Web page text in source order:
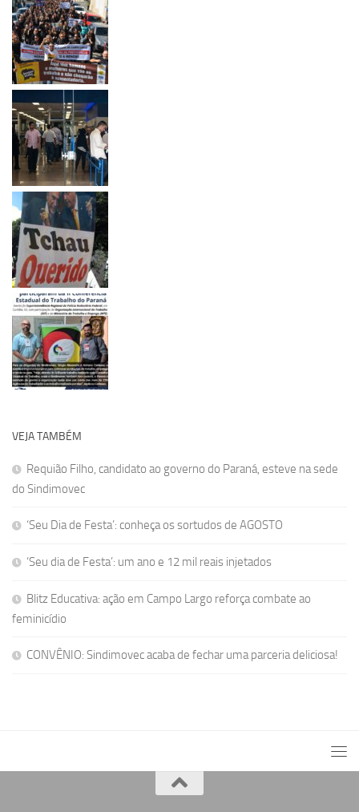
VEJA TAMBÉM
Requião Filho, candidato ao governo do Paraná, esteve na sede
do Sindimovec
‘Seu Dia de Festa’: conheça os sortudos de AGOSTO
‘Seu dia de Festa’: um ano e 12 mil reais injetados
Blitz Educativa: ação em Campo Largo reforça combate ao
feminicídio
CONVÊNIO: Sindimovec acaba de fechar uma parceria deliciosa!